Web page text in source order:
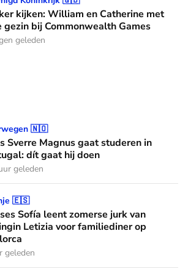
kijken: William en Catherine met
gezin bij Commonwealth Games
geleden
gaat studeren in Portugal: dít gaat hij
🇳🇴
Sverre Magnus gaat studeren in
dít gaat hij doen
geleden
zomerse jurk van koningin Letizia voor
🇪🇸
Sofía leent zomerse jurk van
Letizia voor familiediner op
geleden